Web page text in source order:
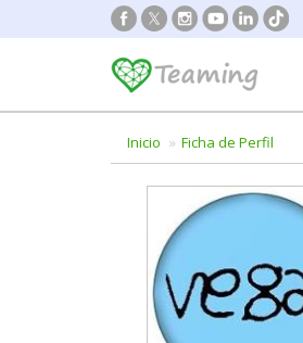
Inicio Ficha de Perfil